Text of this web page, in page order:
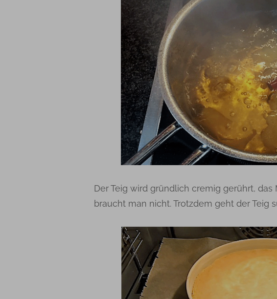
Der Teig wird gründlich cremig gerührt,
braucht man nicht. Trotzdem geht der Teig